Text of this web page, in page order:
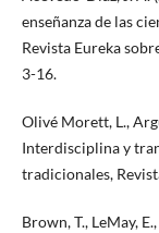
enseñanza de las
Revista Eureka
3-16.
Olivé Morett, L.,
Interdisciplina y
tradicionales,
Brown, T., LeMay,